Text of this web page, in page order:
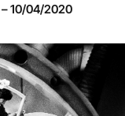
–10/04/2020